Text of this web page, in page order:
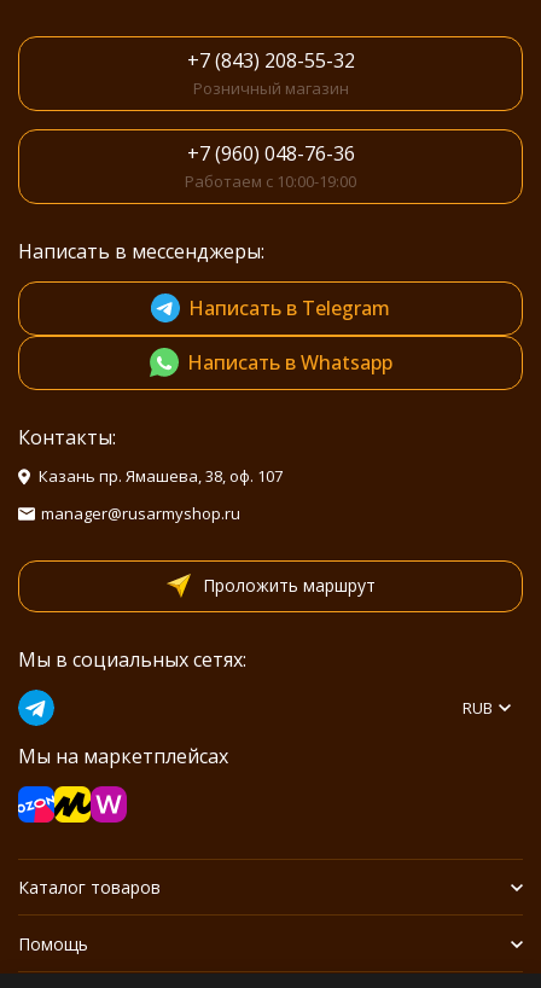
+7 (843) 208-55-32
Розничный магазин
+7 (960) 048-76-36
Работаем с 10:00-19:00
Написать в мессенджеры:
Написать в Telegram
Написать в Whatsapp
Контакты:
Казань пр. Ямашева, 38, оф. 107
manager@rusarmyshop.ru
Проложить маршрут
Мы в социальных сетях:
Мы на маркетплейсах
RUB
Каталог товаров
Помощь